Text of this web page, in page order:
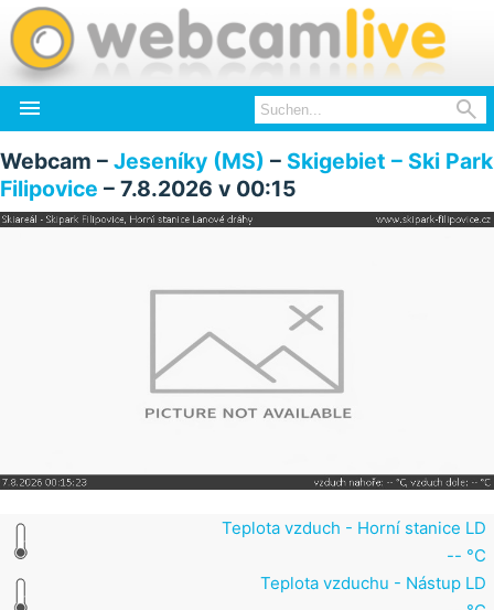
 
Webcam – Jeseníky (MS) – Skigebiet – Ski Park
Filipovice – 7.8.2026 v 00:15
Teplota vzduch - Horní stanice LD
-- °C
Teplota vzduchu - Nástup LD